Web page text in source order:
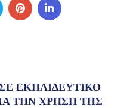
ΕΚΠΑΙΔΕΥΤΙΚΟ
ΤΗΝ ΧΡΗΣΗ ΤΗΣ